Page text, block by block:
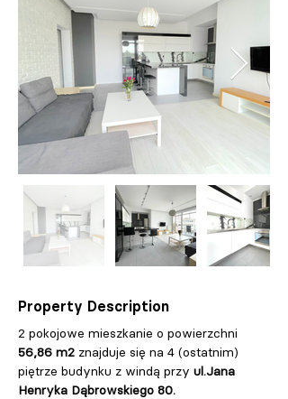
Property Description
2 pokojowe mieszkanie o powierzchni
56,86 m2 znajduje się na 4 (ostatnim)
piętrze budynku z windą przy ul.Jana
Henryka Dąbrowskiego 80.